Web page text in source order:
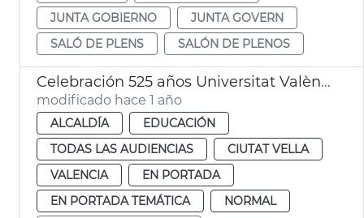
JUNTA GOBIERNO
JUNTA GOVERN
SALÓ DE PLENS
SALÓN DE PLENOS
Celebración 525 años Universitat València
modificado hace 1 año
ALCALDÍA
EDUCACIÓN
TODAS LAS AUDIENCIAS
CIUTAT VELLA
VALENCIA
EN PORTADA
EN PORTADA TEMÁTICA
NORMAL